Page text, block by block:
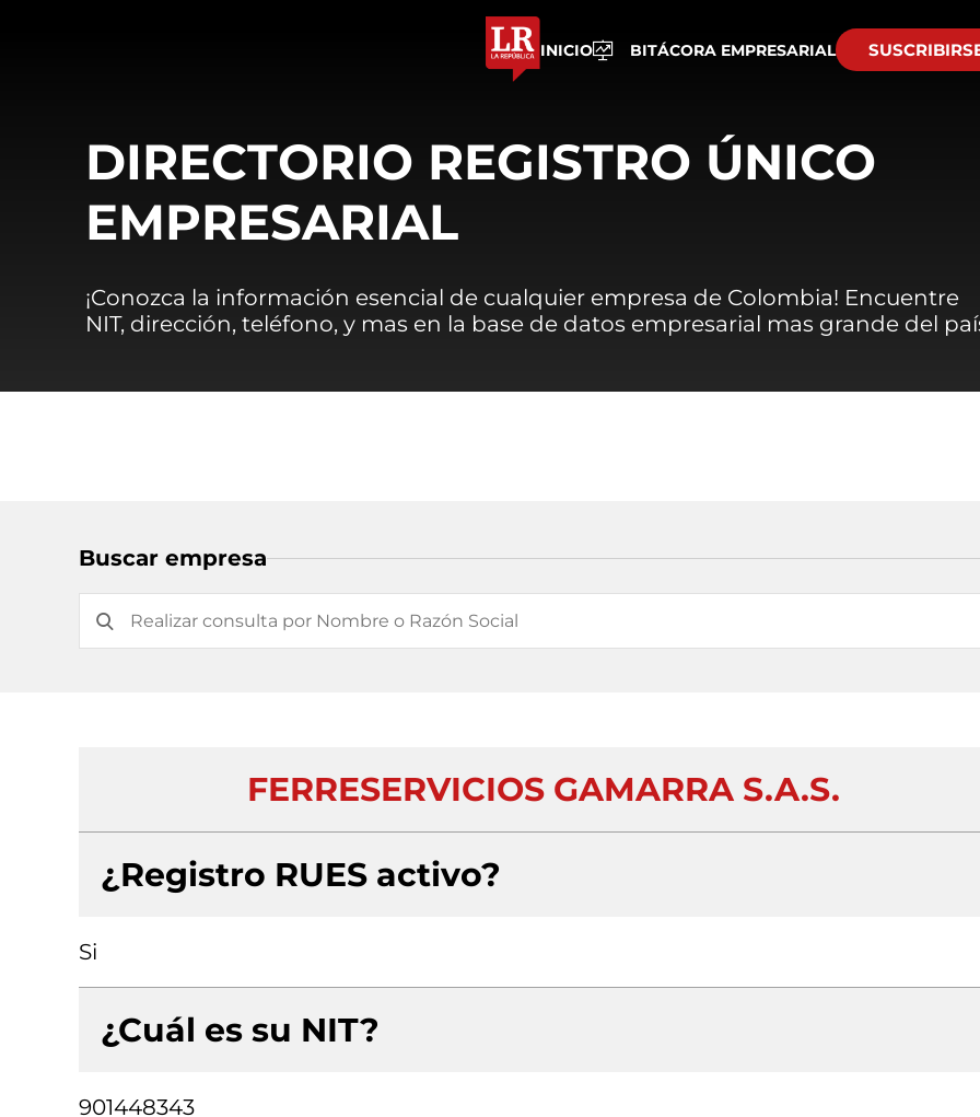
INICIO BITÁCORA EMPRESARIAL
DIRECTORIO REGISTRO ÚNICO
EMPRESARIAL
¡Conozca la información esencial de cualquier empresa de Colombia! Encuentre
NIT, dirección, teléfono, y mas en la base de datos empresarial mas grande del
Buscar empresa
FERRESERVICIOS GAMARRA S.A.S.
¿Registro RUES activo?
Si
¿Cuál es su NIT?
901448343